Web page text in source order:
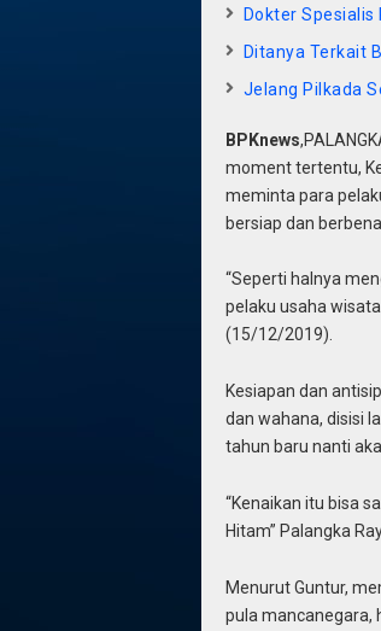
Dokter Spesialis
Ditanya Terkait
Jelang Pilkada
BPKnews
moment tertentu,
meminta para
bersiap dan
“Seperti halnya
pelaku usaha
(15/12/2019).
Kesiapan dan
dan wahana, disisi
tahun baru nanti
“Kenaikan itu bisa
Hitam” Palangka
Menurut Guntur,
pula mancanegara,